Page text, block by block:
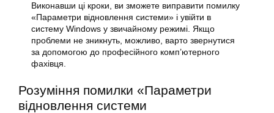
Виконавши ці кроки, ви зможете виправити помилку
«Параметри відновлення системи» і увійти в
систему Windows у звичайному режимі. Якщо
проблеми не зникнуть, можливо, варто звернутися
за допомогою до професійного комп’ютерного
фахівця.
Розуміння помилки «Параметри
відновлення системи